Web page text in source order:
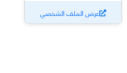
عرض الملف الشخصي